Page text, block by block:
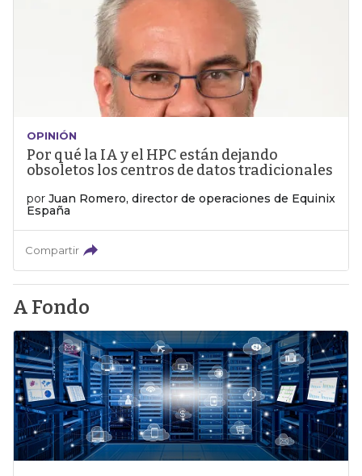
OPINIÓN
Por qué la IA y el HPC están dejando
obsoletos los centros de datos tradicionales
por Juan Romero, director de operaciones de Equinix
España
Compartir
A Fondo